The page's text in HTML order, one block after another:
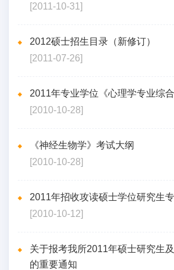
[2011-10-31]
2012硕士招生目录（新修订）
[2011-07-26]
2011年专业学位《心理学专业综
[2010-10-28]
《神经生物学》考试大纲
[2010-10-28]
2011年招收攻读硕士学位研究生
[2010-10-12]
关于报考我所2011年硕士研究生
的重要通知